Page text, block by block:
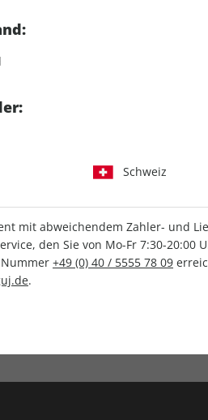
können Sie das ePaper
Sie Zugriff über die
IHRE ABO-
Schweiz
mit abweichendem Zahler- und
den Sie von Mo-Fr 7:30-20:00
+49 (0) 40 / 5555 78 09
.